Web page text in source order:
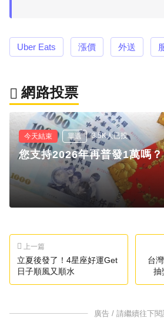
Uber Eats 漲價 外送
網路投票
今天結束 單選 3.5K人已投
您支持2026年再普發1萬嗎？
上一篇
立夏後發了！4星座好運Get
日子順風又順水
台
抽
廣告 / 請繼續往下閱